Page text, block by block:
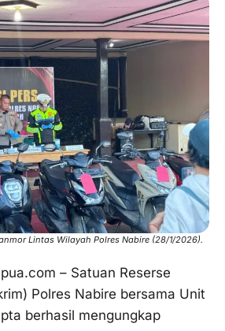
Lintas Wilayah Polres Nabire (28/1/2026).
– Satuan Reserse
Polres Nabire bersama Unit
berhasil mengungkap